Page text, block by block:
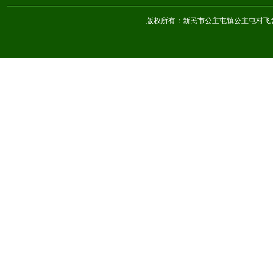
版权所有：新民市公主屯镇公主屯村